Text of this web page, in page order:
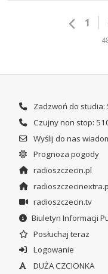
1
Zadzwoń do studia:
Czujny non stop:
Wyślij do nas
Prognoza pogody
radioszczecin.pl
radioszczecin.tv
Biuletyn Informacji
Posłuchaj teraz
Logowanie
DUŻA CZCIONKA